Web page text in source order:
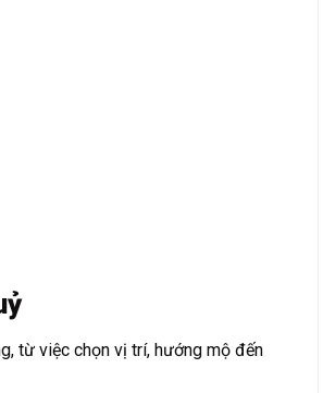
từ việc chọn vị trí, hướng mộ đến